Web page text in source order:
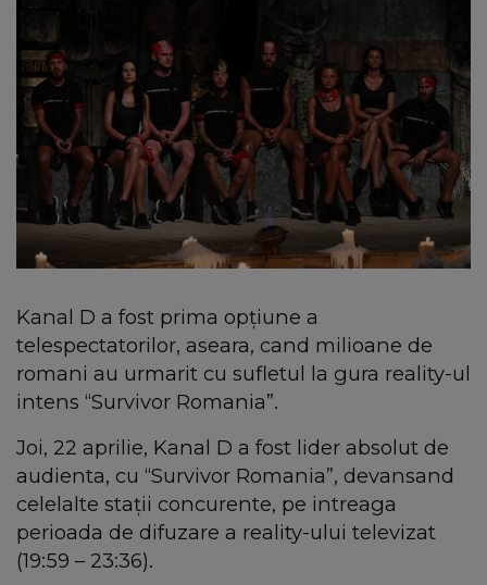
Kanal D a fost prima opțiune a
telespectatorilor, aseara, cand milioane de
romani au urmarit cu sufletul la gura reality-ul
intens “Survivor Romania”.
Joi, 22 aprilie, Kanal D a fost lider absolut de
audienta, cu “Survivor Romania”, devansand
celelalte stații concurente, pe intreaga
perioada de difuzare a reality-ului televizat
(19:59 – 23:36).